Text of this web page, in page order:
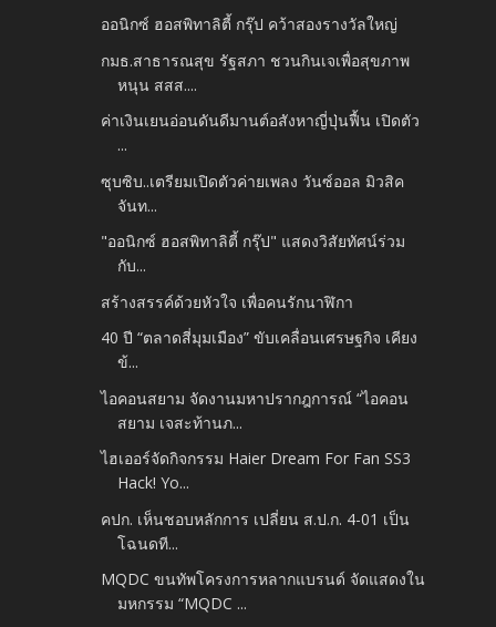
ออนิกซ์ ฮอสพิทาลิตี้ กรุ๊ป คว้าสองรางวัลใหญ่
กมธ.สาธารณสุข รัฐสภา ชวนกินเจเพื่อสุขภาพ
หนุน สสส....
ค่าเงินเยนอ่อนดันดีมานต์อสังหาญี่ปุ่นฟื้น เปิดตัว
...
ซุบซิบ..เตรียมเปิดตัวค่ายเพลง วันซ์ออล มิวสิค
จันท...
"ออนิกซ์ ฮอสพิทาลิตี้ กรุ๊ป" แสดงวิสัยทัศน์ร่วม
กับ...
สร้างสรรค์ด้วยหัวใจ เพื่อคนรักนาฬิกา
40 ปี “ตลาดสี่มุมเมือง” ขับเคลื่อนเศรษฐกิจ เคียง
ข้...
ไอคอนสยาม จัดงานมหาปรากฎการณ์ “ไอคอน
สยาม เจสะท้านภ...
ไฮเออร์จัดกิจกรรม Haier Dream For Fan SS3
Hack! Yo...
คปก. เห็นชอบหลักการ เปลี่ยน ส.ป.ก. 4-01 เป็น
โฉนดที...
MQDC ขนทัพโครงการหลากแบรนด์ จัดแสดงใน
มหกรรม “MQDC ...